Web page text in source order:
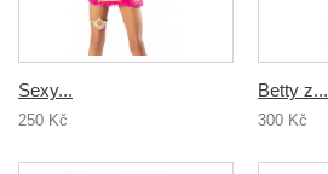
Sexy...
250 Kč
Betty z...
300 Kč